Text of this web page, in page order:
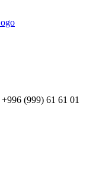
+996 (999) 61 61 01